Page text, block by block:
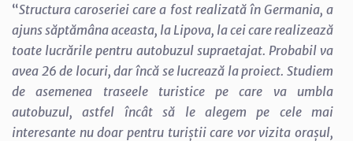
“Structura caroseriei care a fost realizată în Germania, a
ajuns săptămâna aceasta, la Lipova, la cei care realizează
toate lucrările pentru autobuzul supraetajat. Probabil va
avea 26 de locuri, dar încă se lucrează la proiect. Studiem
de asemenea traseele turistice pe care va umbla
autobuzul, astfel încât să le alegem pe cele mai
interesante nu doar pentru turiștii care vor vizita orașul,